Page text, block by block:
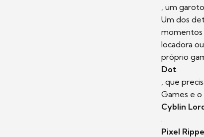
, um
Um dos
momentos
locadora
próprio
Dot
, que
Games e o
Cyblin
Pixel